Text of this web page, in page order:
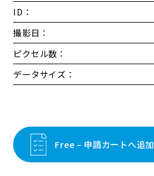
ID：
撮影日：
ピクセル数：
データサイズ：
Free – 申請カートへ追加